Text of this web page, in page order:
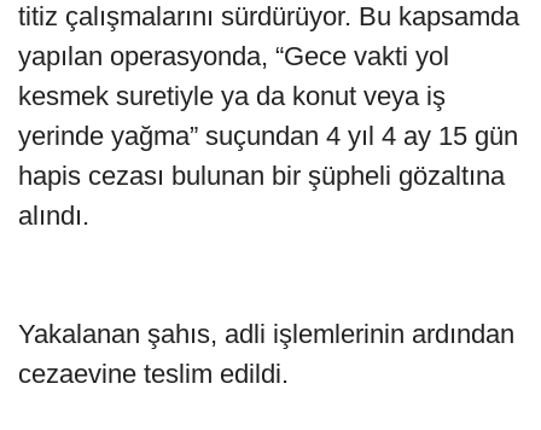
titiz çalışmalarını sürdürüyor. Bu kapsamda
yapılan operasyonda, “Gece vakti yol
kesmek suretiyle ya da konut veya iş
yerinde yağma” suçundan 4 yıl 4 ay 15 gün
hapis cezası bulunan bir şüpheli gözaltına
alındı.
Yakalanan şahıs, adli işlemlerinin ardından
cezaevine teslim edildi.